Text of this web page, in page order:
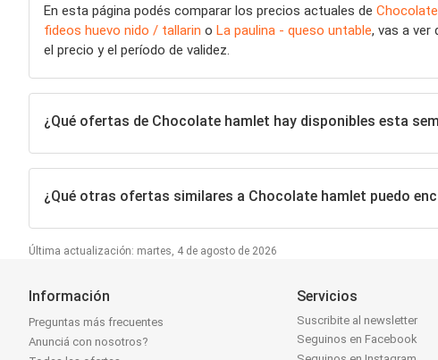
En esta página podés comparar los precios actuales de
fideos huevo nido / tallarin o La paulina - queso untable, vas a ver
el precio y el período de validez.
¿Qué ofertas de Chocolate hamlet hay disponibles esta
¿Qué otras ofertas similares a Chocolate hamlet puedo
Última actualización: martes, 4 de agosto de 2026
Información
Preguntas más frecuentes
Anunciá con nosotros?
Servicios
Suscribite al newsletter
Seguinos en Facebook